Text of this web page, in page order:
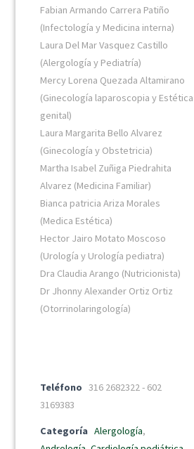
Fabian Armando Carrera Patiño
(Infectología y Medicina interna)
Laura Del Mar Vasquez Castillo
(Alergología y Pediatría)
Mercy Lorena Quezada Altamirano
(Ginecología laparoscopia y Estética
genital)
Laura Margarita Bello Alvarez
(Ginecología y Obstetricia)
Martha Isabel Zuñiga Piedrahita
Alvarez (Medicina Familiar)
Bianca patricia Ariza Morales
(Medica Estética)
Hector Jairo Motato Moscoso
(Urología y Urología pediatra)
Dra Claudia Arango (Nutricionista)
Dr Jhonny Alexander Ortiz Ortiz
(Otorrinolaringología)
Teléfono 316 2682322 - 602
3169383
Categoría Alergología,